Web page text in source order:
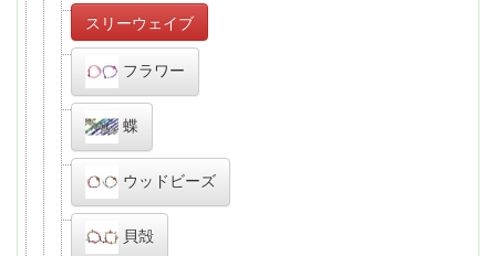
スリーウェイブ
フラワー
蝶
ウッドビーズ
貝殻